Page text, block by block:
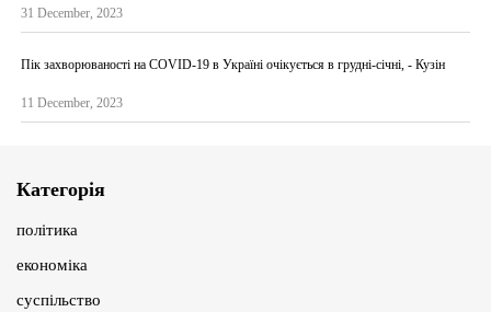
31 December, 2023
Пік захворюваності на COVID-19 в Україні очікується в грудні-січні, - Кузін
11 December, 2023
Категорія
політика
економіка
суспільство